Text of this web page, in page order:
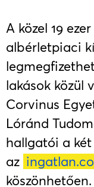
A közel 19
albérletpiaci
lakások közül
Corvinus
Lóránd
hallgatói a
az
köszönhetően.